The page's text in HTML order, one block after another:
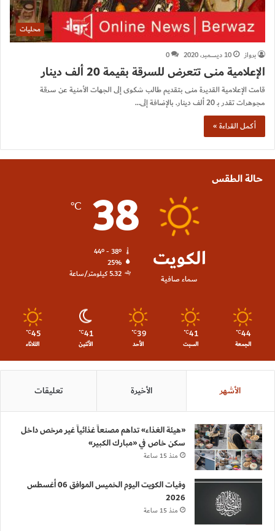
محليات
برواز
10 ديسمبر، 2020 0
الإعلامية منى تتعرض للسرقة بقيمة 20 ألف دينار
قامت الإعلامية القديرة منى بتقديم طالب شكوى إلى الجهات الأمنية عن سرقة
مجوهرات تقدر بـ 20 ألف دينار. بالإضافة إلى…
أكمل القراءة »
حالة الطقس
الكويت
سماء صافية
38
℃
44º - 38º
25%
5.32 كيلومتر/ساعة
44
℃
الجمعة
41
℃
السبت
39
℃
الأحد
41
℃
الأثنين
45
℃
الثلاثاء
الأشهر الأخيرة تعليقات
«هيئة الغذاء» تداهم مصنعاً غذائياً غير مرخص داخل
سكن خاص في «مبارك الكبير»
منذ 15 ساعة
وفيات الكويت اليوم الخميس الموافق 06 أغسطس
2026
منذ 15 ساعة